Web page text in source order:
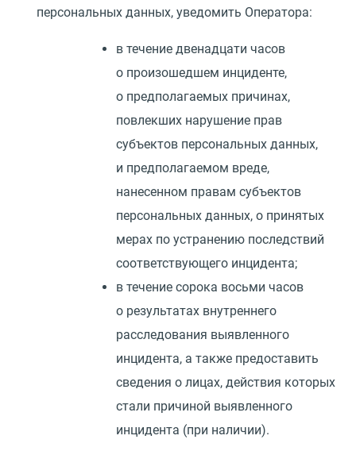
персональных данных, уведомить Оператора:
в течение двенадцати часов
о произошедшем инциденте,
о предполагаемых причинах,
повлекших нарушение прав
субъектов персональных данных,
и предполагаемом вреде,
нанесенном правам субъектов
персональных данных, о принятых
мерах по устранению последствий
соответствующего инцидента;
в течение сорока восьми часов
о результатах внутреннего
расследования выявленного
инцидента, а также предоставить
сведения о лицах, действия которых
стали причиной выявленного
инцидента (при наличии).